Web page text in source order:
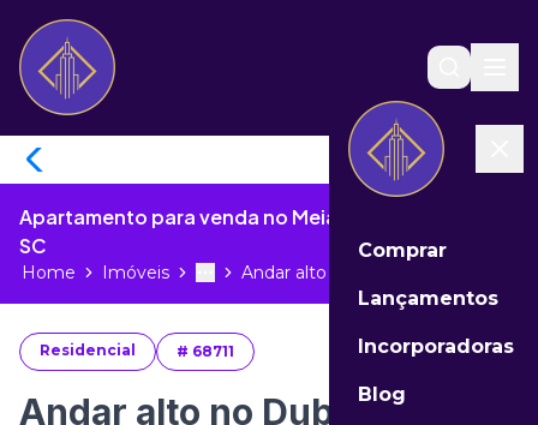
Comprar
Lançamentos
Incorporadoras
Blog
Apartamento para venda no Meia Praia de Itapema -
SC
Home Imóveis More
Toggle menu
Andar alto no Dublin Residence...
Residencial # 68711
Andar alto no Dublin